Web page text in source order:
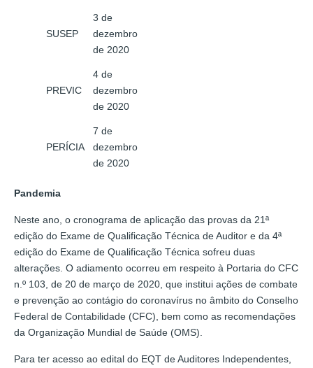
SUSEP
3 de
dezembro
de 2020
PREVIC
4 de
dezembro
de 2020
PERÍCIA
7 de
dezembro
de 2020
Pandemia
Neste ano, o cronograma de aplicação das provas da 21ª
edição do Exame de Qualificação Técnica de Auditor e da 4ª
edição do Exame de Qualificação Técnica sofreu duas
alterações. O adiamento ocorreu em respeito à Portaria do CFC
n.º 103, de 20 de março de 2020, que institui ações de combate
e prevenção ao contágio do coronavírus no âmbito do Conselho
Federal de Contabilidade (CFC), bem como as recomendações
da Organização Mundial de Saúde (OMS).
Para ter acesso ao edital do EQT de Auditores Independentes,